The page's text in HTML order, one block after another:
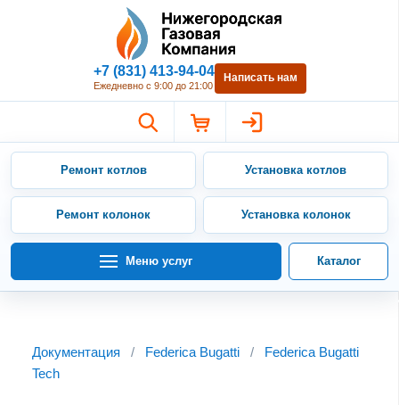
Нижегородская Газовая
+7 (831) 413-94-04
Ежедневно с 9:00 до 21:00
Написать нам
Ремонт котлов Установка котлов
Ремонт колонок Установка колонок
Меню услуг Каталог
Документация / Federica Bugatti /
Federica Bugatti
Tech